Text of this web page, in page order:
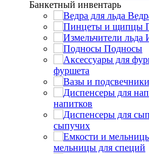
Банкетный инвентарь
Подносы
фуршета
напитков
сыпучих
мельницы для специй